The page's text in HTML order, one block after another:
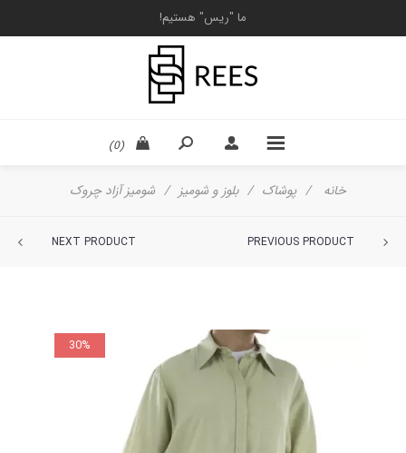
ما "ریس" هستیم!
(0)
خانه / پوشاک / بلوز و شومیز / شومیز آزاد چروک
PREVIOUS PRODUCT
NEXT PRODUCT
30%